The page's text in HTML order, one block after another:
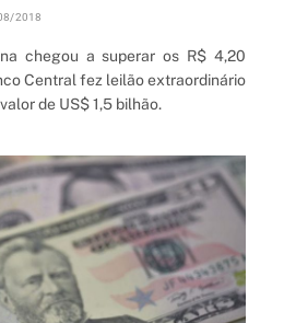
2018
chegou a superar os R$ 4,20
Central fez leilão extraordinário
de US$ 1,5 bilhão.